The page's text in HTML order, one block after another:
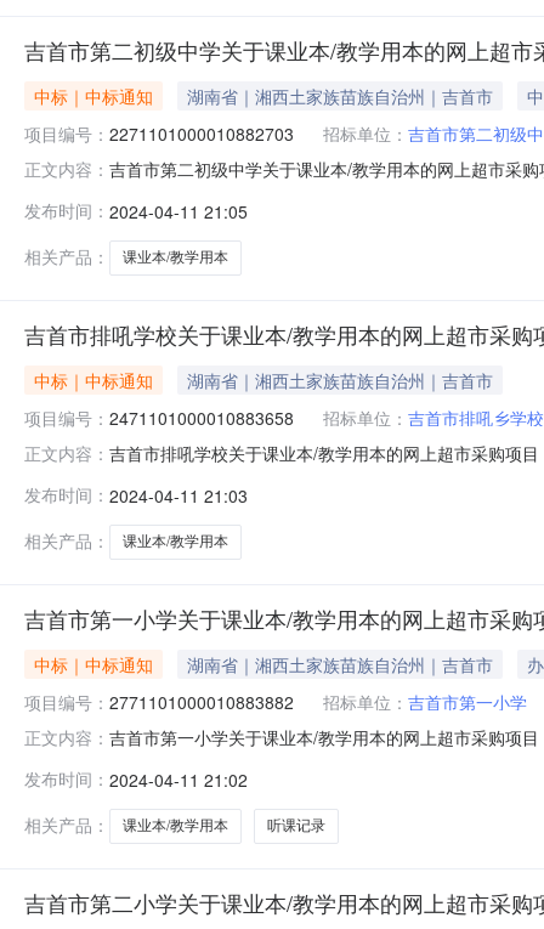
吉首市第二初级中学关于课业本/教学用本的网上超市
中标｜中标通知 湖南省｜湘西土家族苗族自治州｜吉首市
项目编号： 2271101000010882703 招标单位： 吉首市第二初级
正文内容： 吉首市第二初级中学关于课业本/教学用本的网上超市采
目所在行政区划名称:湖南省湘西土家族苗族自治州吉首
发布时间： 2024-04-11 21:05
相关产品：
课业本/教学用本
吉首市排吼学校关于课业本/教学用本的网上超市采购
中标｜中标通知
湖南省｜湘西土家族苗族自治州｜吉首市
项目编号： 2471101000010883658 招标单位： 吉首市排吼乡学校
正文内容： 吉首市排吼学校关于课业本/教学用本的网上超市采购项
南省湘西土家族苗族自治州吉首市报价起止时间:-二、采
发布时间： 2024-04-11 21:03
相关产品：
课业本/教学用本
吉首市第一小学关于课业本/教学用本的网上超市采购
中标｜中标通知 湖南省｜湘西土家族苗族自治州｜吉首市
项目编号： 2771101000010883882 招标单位： 吉首市第一小学
正文内容： 吉首市第一小学关于课业本/教学用本的网上超市采购项
政区划名称:湖南省湘西土家族苗族自治州吉首市报价起
发布时间： 2024-04-11 21:02
相关产品：
课业本/教学用本 听课记录
吉首市第二小学关于课业本/教学用本的网上超市采购